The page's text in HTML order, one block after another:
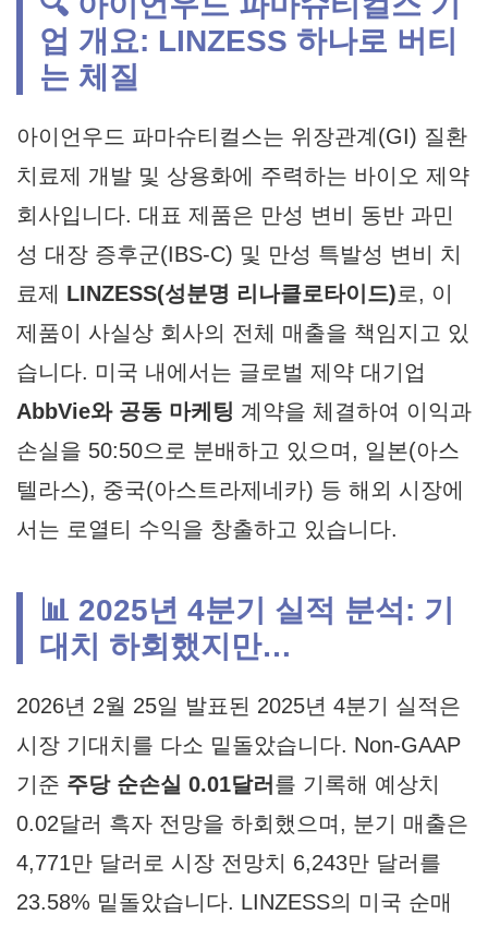
업 개요: LINZESS 하나로 버티
는 체질
아이언우드 파마슈티컬스는 위장관계(GI) 질환
치료제 개발 및 상용화에 주력하는 바이오 제약
회사입니다. 대표 제품은 만성 변비 동반 과민
성 대장 증후군(IBS-C) 및 만성 특발성 변비 치
료제 LINZESS(성분명 리나클로타이드)로, 이
제품이 사실상 회사의 전체 매출을 책임지고 있
습니다. 미국 내에서는 글로벌 제약 대기업
AbbVie와 공동 마케팅 계약을 체결하여 이익과
손실을 50:50으로 분배하고 있으며, 일본(아스
텔라스), 중국(아스트라제네카) 등 해외 시장에
서는 로열티 수익을 창출하고 있습니다.
📊 2025년 4분기 실적 분석: 기
대치 하회했지만…
2026년 2월 25일 발표된 2025년 4분기 실적은
시장 기대치를 다소 밑돌았습니다. Non-GAAP
기준 주당 순손실 0.01달러를 기록해 예상치
0.02달러 흑자 전망을 하회했으며, 분기 매출은
4,771만 달러로 시장 전망치 6,243만 달러를
23.58% 밑돌았습니다. LINZESS의 미국 순매